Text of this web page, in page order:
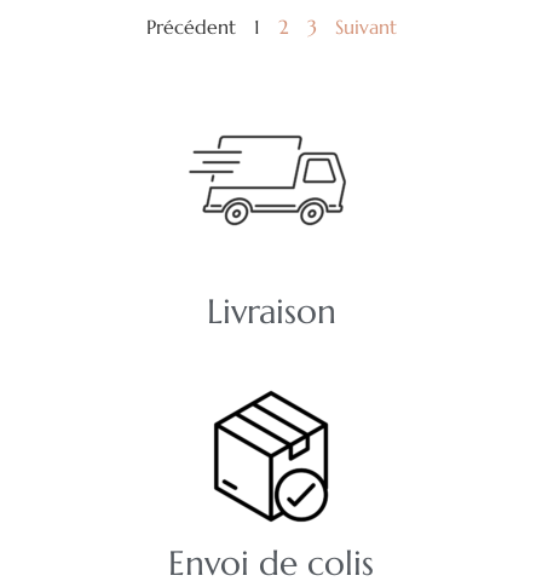
Précédent 1 2 3 Suivant
Livraison
Envoi de colis